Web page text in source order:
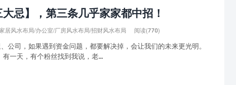
忌】，第三条几乎家家都中招！
居风水布局/办公室/厂房风水布局/招财风水布局 阅读(770)
公司，如果遇到资金问题，都要解决掉，会让我们的未来更光明。
一天，有个粉丝找到我说，老...